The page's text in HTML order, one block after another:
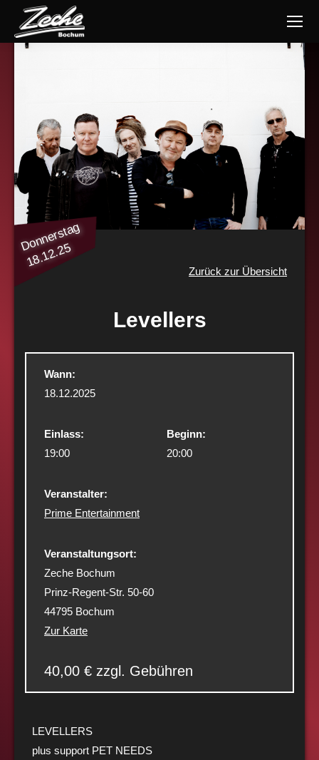
Donnerstag
18.12.25
Zurück zur Übersicht
Levellers
Wann:
18.12.2025
Einlass:
19:00
Beginn:
20:00
Veranstalter:
Prime Entertainment
Veranstaltungsort:
Zeche Bochum
Prinz-Regent-Str. 50-60
44795 Bochum
Zur Karte
40,00 € zzgl. Gebühren
LEVELLERS
plus support PET NEEDS